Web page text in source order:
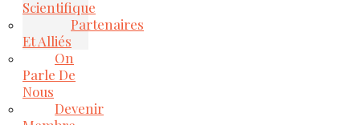
Scientifique
Partenaires
Et Alliés
On
Parle De
Nous
Devenir